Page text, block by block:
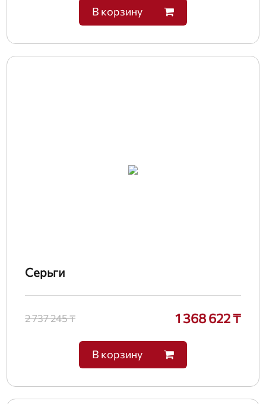
В корзину
Серьги
2 737 245 ₸ 1 368 622 ₸
В корзину